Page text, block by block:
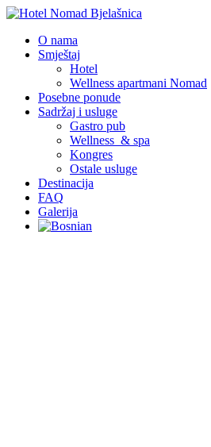
O nama
Smještaj
Hotel
Wellness apartmani Nomad
Posebne ponude
Sadržaj i usluge
Gastro pub
Wellness & spa
Kongres
Ostale usluge
Destinacija
FAQ
Galerija